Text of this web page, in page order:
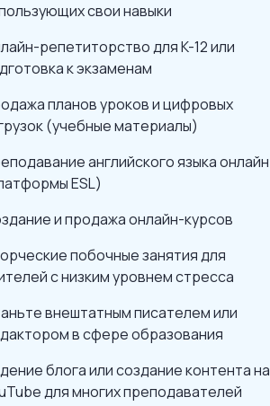
свои навыки
репетиторство для K-12 или
к экзаменам
планов уроков и цифровых
(учебные материалы)
английского языка онлайн
ESL)
и продажа онлайн-курсов
побочные занятия для
с низким уровнем стресса
внештатным писателем или
в сфере образования
блога или создание контента на
для многих преподавателей